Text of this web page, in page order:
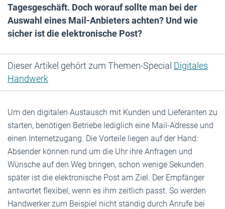
Tagesgeschäft. Doch worauf sollte man bei der
Auswahl eines ­Mail-Anbieters achten? Und wie
sicher ist die elektronische Post?
Dieser Artikel gehört zum Themen-Special Digitales
Handwerk
Um den digitalen Austausch mit Kunden und Lieferanten zu
starten, benötigen Betriebe lediglich eine Mail-Adresse und
einen Internetzugang. Die Vorteile liegen auf der Hand:
Absender können rund um die Uhr ihre Anfragen und
Wünsche auf den Weg bringen, schon wenige Sekunden
später ist die elektronische Post am Ziel. Der Empfänger
antwortet flexibel, wenn es ihm zeitlich passt. So werden
Handwerker zum Beispiel nicht ständig durch Anrufe bei